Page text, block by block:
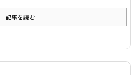
記事を読む